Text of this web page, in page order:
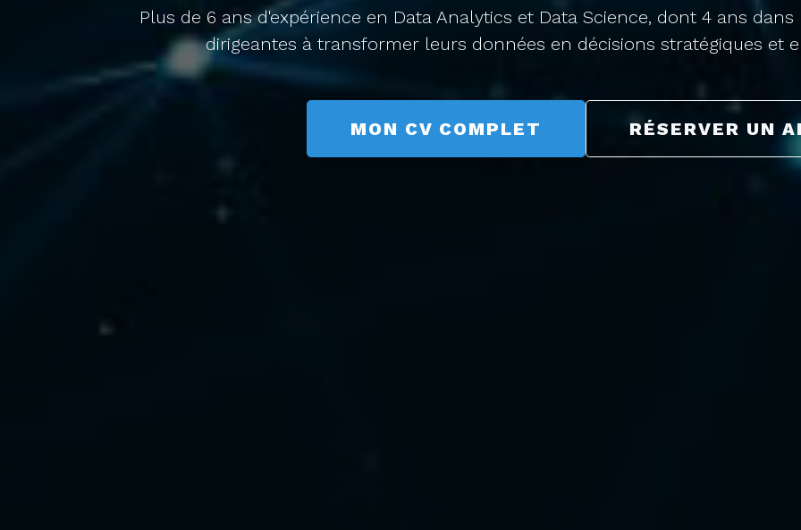
Plus de 6 ans d'expérience en Data Analytics et Data Science, dont 4 ans dans
dirigeantes à transformer leurs données en décisions stratégiques et
MON CV COMPLET RÉSERVER UN